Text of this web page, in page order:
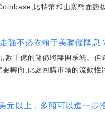
比特幣和山寨幣面臨
強不必依賴于美聯儲降息
數千億的儲備將離開系統。
轉向,此處回購市場的流動性
元以上，多頭可以進一步